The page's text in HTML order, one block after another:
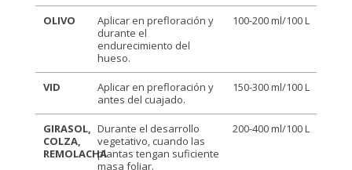
OLIVO
Aplicar en prefloración y
durante el
endurecimiento del
hueso.
100-200 ml/100 L
VID
Aplicar en prefloración y
antes del cuajado.
150-300 ml/100 L
GIRASOL,
COLZA,
REMOLACHA
Durante el desarrollo
vegetativo, cuando las
plantas tengan suficiente
masa foliar.
200-400 ml/100 L